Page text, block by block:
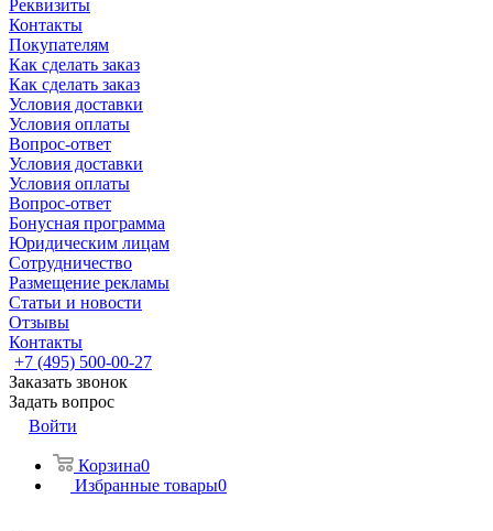
Реквизиты
Контакты
Покупателям
Как сделать заказ
Как сделать заказ
Условия доставки
Условия оплаты
Вопрос-ответ
Условия доставки
Условия оплаты
Вопрос-ответ
Бонусная программа
Юридическим лицам
Сотрудничество
Размещение рекламы
Статьи и новости
Отзывы
Контакты
+7 (495) 500-00-27
Заказать звонок
Задать вопрос
Войти
Корзина0
Избранные товары0